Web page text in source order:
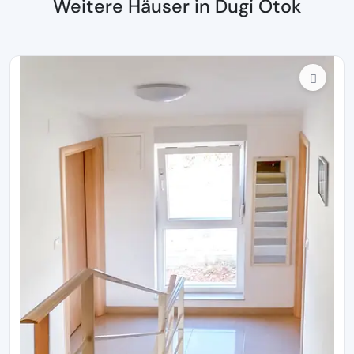
Weitere Häuser in Dugi Otok